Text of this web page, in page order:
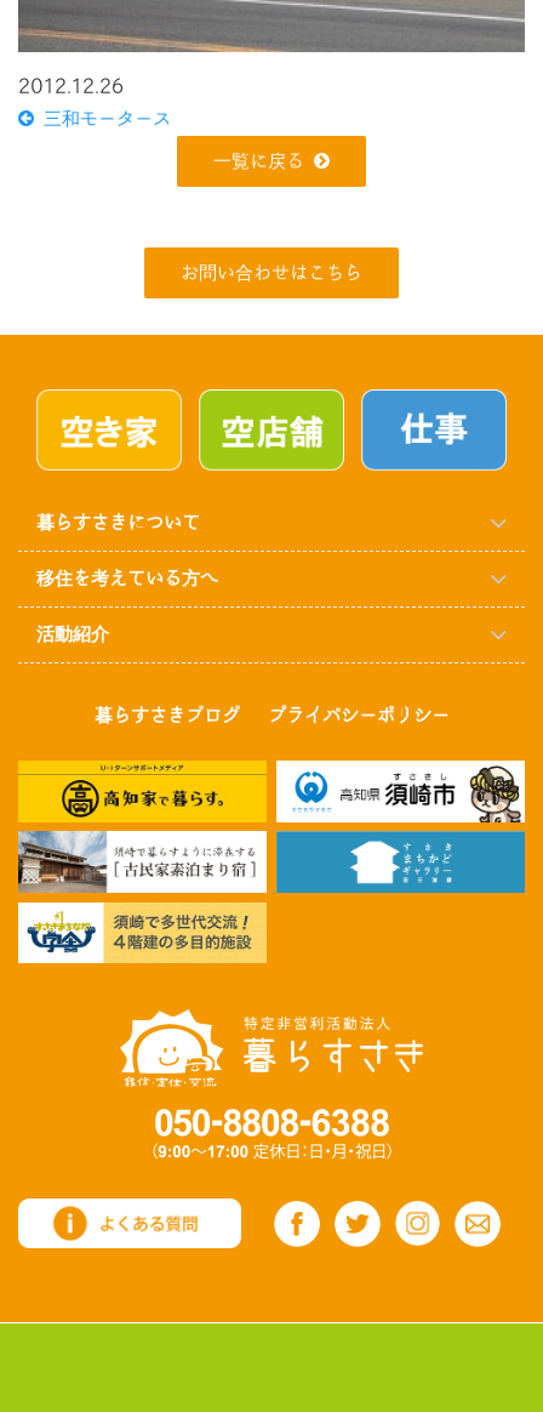
2012.12.26
三和モータース
一覧に戻る
お問い合わせはこちら
暮らすさきについて
移住を考えている方へ
活動紹介
暮らすさきブログ プライバシーポリシー